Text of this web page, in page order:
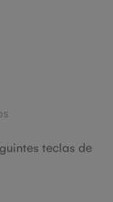
teclas de